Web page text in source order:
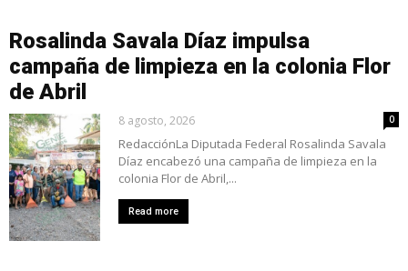
Rosalinda Savala Díaz impulsa
campaña de limpieza en la colonia Flor
de Abril
8 agosto, 2026 0
RedacciónLa Diputada Federal Rosalinda Savala
Díaz encabezó una campaña de limpieza en la
colonia Flor de Abril,...
Read more